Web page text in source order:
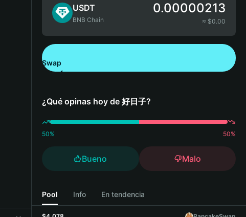
USDT
BNB Chain
0.00000213
≈ $0.00
Swap
¿Qué opinas hoy de 好日子?
50% 50%
Bueno Malo
Pool Info En tendencia